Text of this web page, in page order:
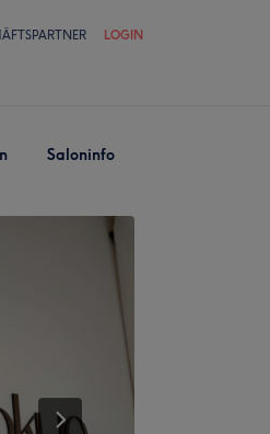
LOGIN
Saloninfo